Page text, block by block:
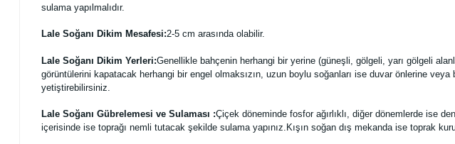
sulama yapılmalıdır.
Lale Soğanı Dikim Mesafesi:2-5 cm arasında olabilir.
Lale Soğanı Dikim Yerleri:Genellikle bahçenin herhangi bir yerine (güneşli, gölgeli, yarı gölgeli
görüntülerini kapatacak herhangi bir engel olmaksızın, uzun boylu soğanları ise duvar önlerine
yetiştirebilirsiniz.
Lale Soğanı Gübrelemesi ve Sulaması :Çiçek döneminde fosfor ağırlıklı, diğer dönemlerde ise
içerisinde ise toprağı nemli tutacak şekilde sulama yapınız.Kışın soğan dış mekanda ise toprak